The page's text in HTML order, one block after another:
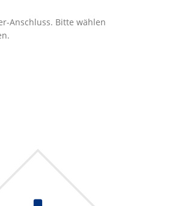
Anschluss. Bitte wählen